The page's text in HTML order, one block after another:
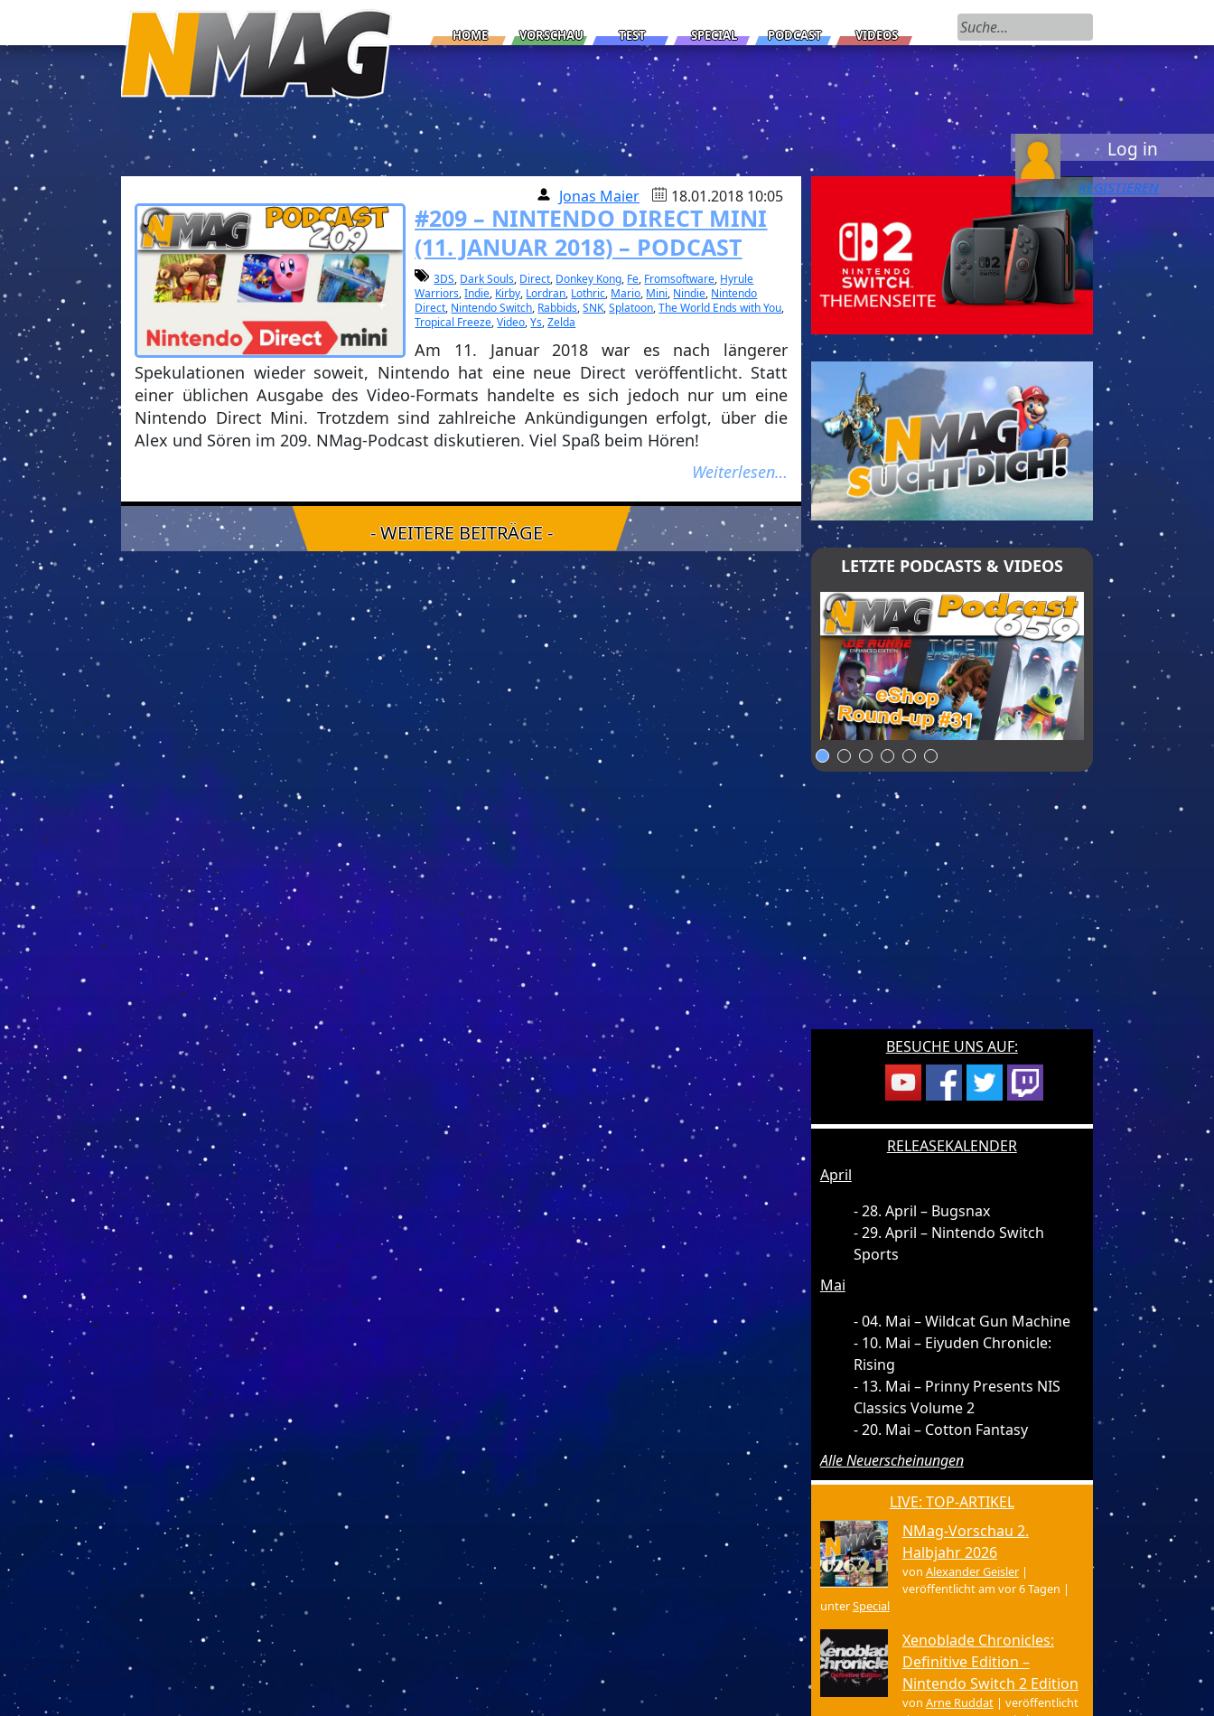
HOME VORSCHAU TEST SPECIAL PODCAST VIDEOS
Suchen nach:
Log in
REGISTIEREN
Jonas Maier 18.01.2018 10:05
#209 – NINTENDO DIRECT MINI
(11. JANUAR 2018) – PODCAST
3DS, Dark Souls, Direct, Donkey Kong, Fe, Fromsoftware, Hyrule
Warriors,Indie, Kirby, Lordran, Lothric, Mario, Mini, Nindie, Nintendo
Direct, Nintendo Switch, Rabbids,SNK,Splatoon,The World Ends with You,
Tropical Freeze,Video,Ys,Zelda
Am 11. Januar 2018 war es nach längerer
Spekulationen wieder soweit, Nintendo hat eine neue Direct veröffentlicht. Statt
einer üblichen Ausgabe des Video-Formats handelte es sich jedoch nur um eine
Nintendo Direct Mini. Trotzdem sind zahlreiche Ankündigungen erfolgt, über die
Alex und Sören im 209. NMag-Podcast diskutieren. Viel Spaß beim Hören!
Weiterlesen…
- WEITERE BEITRÄGE -
LETZTE PODCASTS & VIDEOS
BESUCHE UNS AUF:
RELEASEKALENDER
April
28. April – Bugsnax
29. April – Nintendo Switch
Sports
Mai
04. Mai – Wildcat Gun Machine
10. Mai – Eiyuden Chronicle:
Rising
13. Mai – Prinny Presents NIS
Classics Volume 2
20. Mai – Cotton Fantasy
Alle Neuerscheinungen
LIVE: TOP-ARTIKEL
NMag-Vorschau 2.
Halbjahr 2026
von Alexander Geisler|
veröffentlicht am vor 6 Tagen |
unterSpecial
Xenoblade Chronicles:
Definitive Edition –
Nintendo Switch 2 Edition
von Arne Ruddat| veröffentlicht